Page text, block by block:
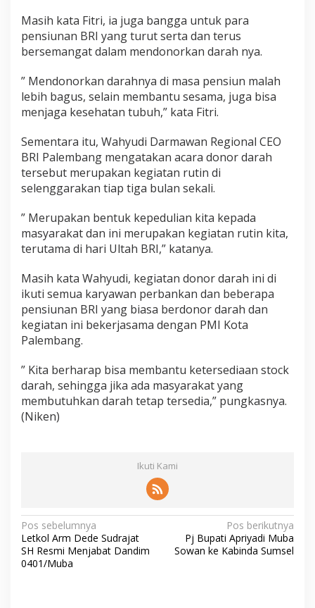
Masih kata Fitri, ia juga bangga untuk para
pensiunan BRI yang turut serta dan terus
bersemangat dalam mendonorkan darah nya.
” Mendonorkan darahnya di masa pensiun malah
lebih bagus, selain membantu sesama, juga bisa
menjaga kesehatan tubuh,” kata Fitri.
Sementara itu, Wahyudi Darmawan Regional CEO
BRI Palembang mengatakan acara donor darah
tersebut merupakan kegiatan rutin di
selenggarakan tiap tiga bulan sekali.
” Merupakan bentuk kepedulian kita kepada
masyarakat dan ini merupakan kegiatan rutin kita,
terutama di hari Ultah BRI,” katanya.
Masih kata Wahyudi, kegiatan donor darah ini di
ikuti semua karyawan perbankan dan beberapa
pensiunan BRI yang biasa berdonor darah dan
kegiatan ini bekerjasama dengan PMI Kota
Palembang.
” Kita berharap bisa membantu ketersediaan stock
darah, sehingga jika ada masyarakat yang
membutuhkan darah tetap tersedia,” pungkasnya.
(Niken)
Ikuti Kami
N
a
v
Pos sebelumnya
Letkol Arm Dede Sudrajat
SH Resmi Menjabat Dandim
0401/Muba
Pos berikutnya
Pj Bupati Apriyadi Muba
Sowan ke Kabinda Sumsel